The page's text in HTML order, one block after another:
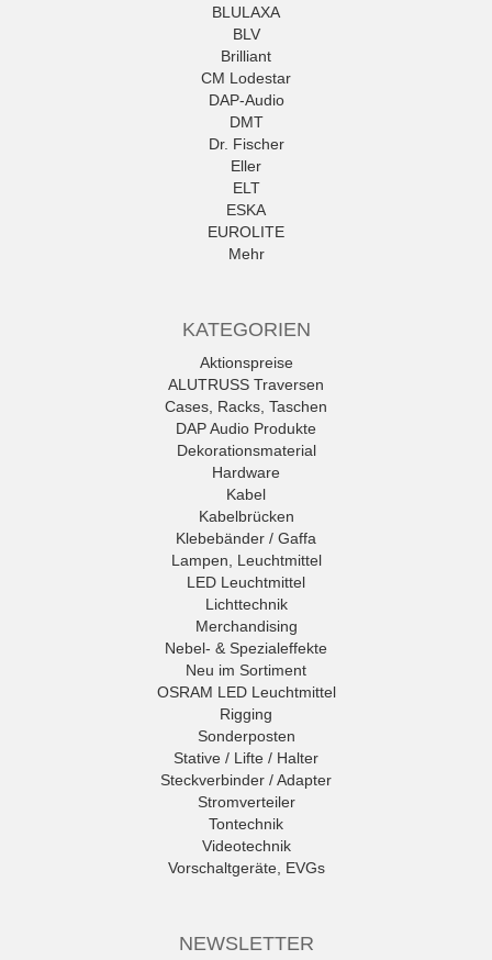
BLULAXA
BLV
Brilliant
CM Lodestar
DAP-Audio
DMT
Dr. Fischer
Eller
ELT
ESKA
EUROLITE
Mehr
KATEGORIEN
Aktionspreise
ALUTRUSS Traversen
Cases, Racks, Taschen
DAP Audio Produkte
Dekorationsmaterial
Hardware
Kabel
Kabelbrücken
Klebebänder / Gaffa
Lampen, Leuchtmittel
LED Leuchtmittel
Lichttechnik
Merchandising
Nebel- & Spezialeffekte
Neu im Sortiment
OSRAM LED Leuchtmittel
Rigging
Sonderposten
Stative / Lifte / Halter
Steckverbinder / Adapter
Stromverteiler
Tontechnik
Videotechnik
Vorschaltgeräte, EVGs
NEWSLETTER